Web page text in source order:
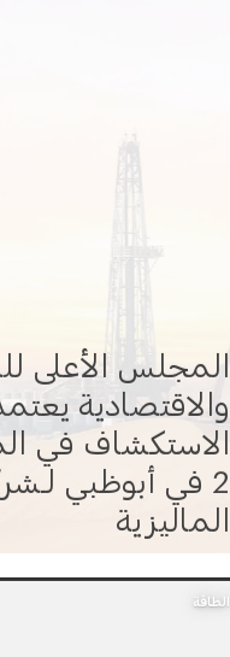
المجلس الأعلى
والاقتصادية
الاستكشاف في
2 في أبوظبي
الماليزية
الطاقة